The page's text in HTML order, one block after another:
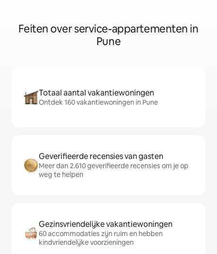
Feiten over service-appartementen in
Pune
Totaal aantal vakantiewoningen
Ontdek 160 vakantiewoningen in Pune
Geverifieerde recensies van gasten
Meer dan 2.610 geverifieerde recensies om je op
weg te helpen
Gezinsvriendelijke vakantiewoningen
60 accommodaties zijn ruim en hebben
kindvriendelijke voorzieningen